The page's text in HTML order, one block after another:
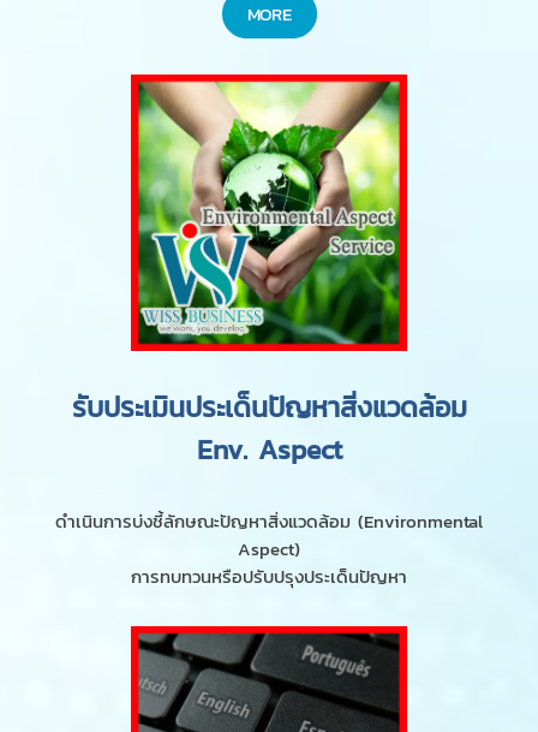
MORE
รับประเมินประเด็นปัญหาสิ่งแวดล้อม
Env. Aspect
ดำเนินการบ่งชี้ลักษณะ​ปัญหาสิ่งแวดล้อม (Environmental
Aspect)
การทบทวนหรือปรับปรุงประเด็นปัญหา